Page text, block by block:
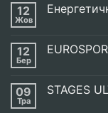
12
Жов
Енергетична
ENERGY
BAKE
12
Бер
EUROSPORT
09
Тра
STAGES